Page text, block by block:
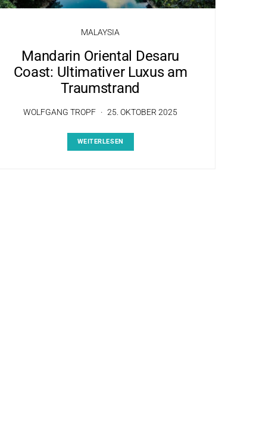
MALAYSIA
Mandarin Oriental Desaru
Coast: Ultimativer Luxus am
Traumstrand
WOLFGANG TROPF 25. OKTOBER 2025
WEITERLESEN